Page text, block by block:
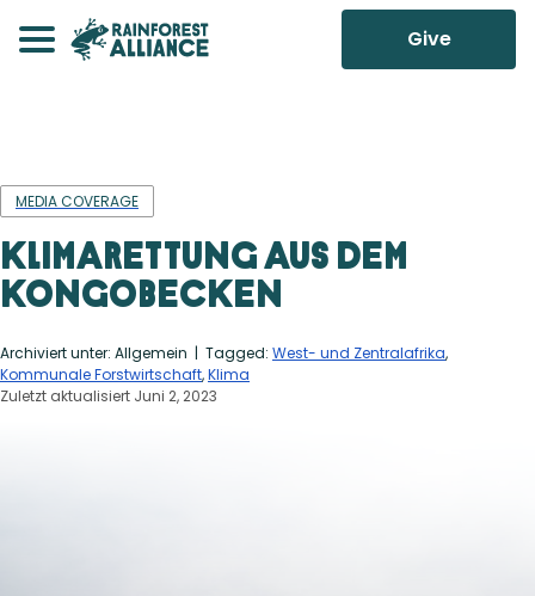
Give
MEDIA COVERAGE
Klimarettung aus dem
Kongobecken
Archiviert unter: Allgemein | Tagged: West- und Zentralafrika,
Kommunale Forstwirtschaft,Klima
Zuletzt aktualisiert Juni 2, 2023